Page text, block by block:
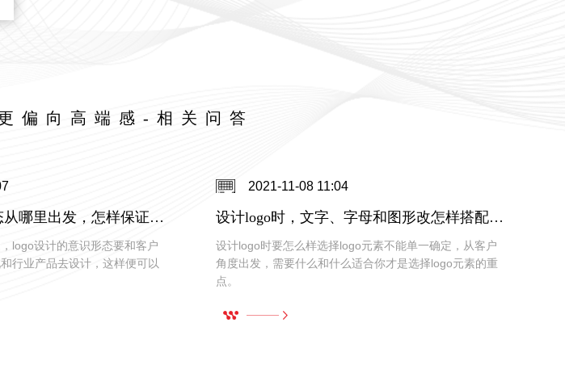
偏向高端感-相关问答
设计logo的意识形态从哪里出发，怎样保证logo设计出来有内涵又很高档
logo设计的意识形态要和客户
行业产品去设计，这样便可以
2021-11-08 11:04
设计logo时，文字、字母和图形改怎样搭配，还是单独用图形或者汉字设计好呢？
设计logo时要怎么样选择logo元素不能单一确定，从客户
角度出发，需要什么和什么适合你才是选择logo元素的重
点。